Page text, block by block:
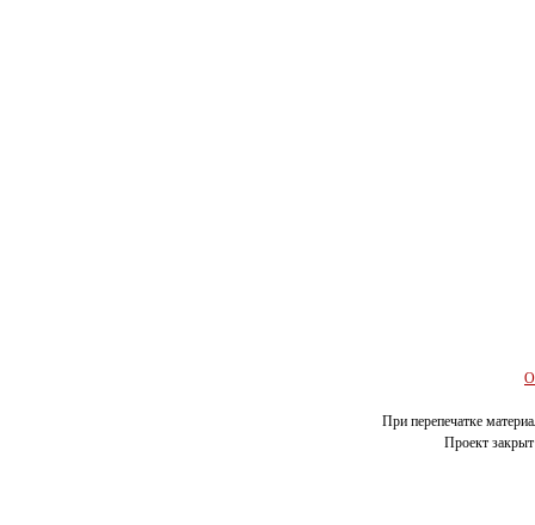
О
При перепечатке
Проект закрыт